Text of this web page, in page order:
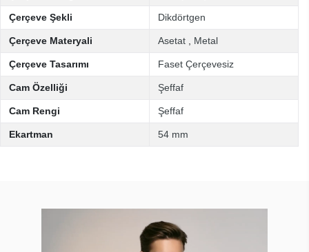
Çerçeve Şekli Dikdörtgen
Çerçeve Materyali Asetat Metal
Çerçeve Tasarımı Faset Çerçevesiz
Cam Özelliği Şeffaf
Cam Rengi Şeffaf
Ekartman 54 mm